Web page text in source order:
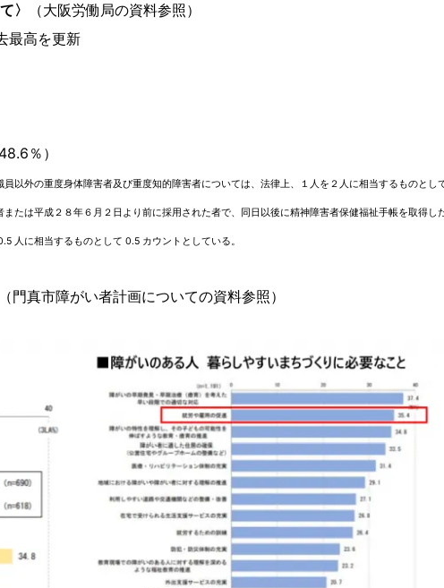
〉
（大阪労働局の資料参照）
最高を更新
％）
以外の重度身体障害者及び重度知的障害者については、法律上、１人を２人に相当するものと
は平成２８年６月２日より前に採用された者で、同日以後に精神障害者保健福祉手帳を取得し
人に相当するものとして 0.5 カウントとしている。
（門真市障がい者計画についての資料参照）